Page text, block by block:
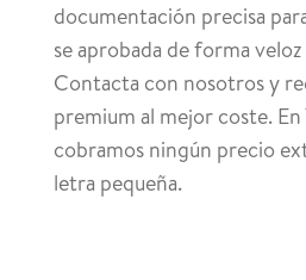
documentación precisa
se aprobada de forma
Contacta con nosotros y
premium al mejor coste.
cobramos ningún precio
letra pequeña.